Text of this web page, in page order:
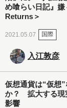
め喰らい日記』嫌
Returns＞
2021.05.07 国際
入江敦彦
仮想通貨は“仮想
か？ 拡大する現
影響